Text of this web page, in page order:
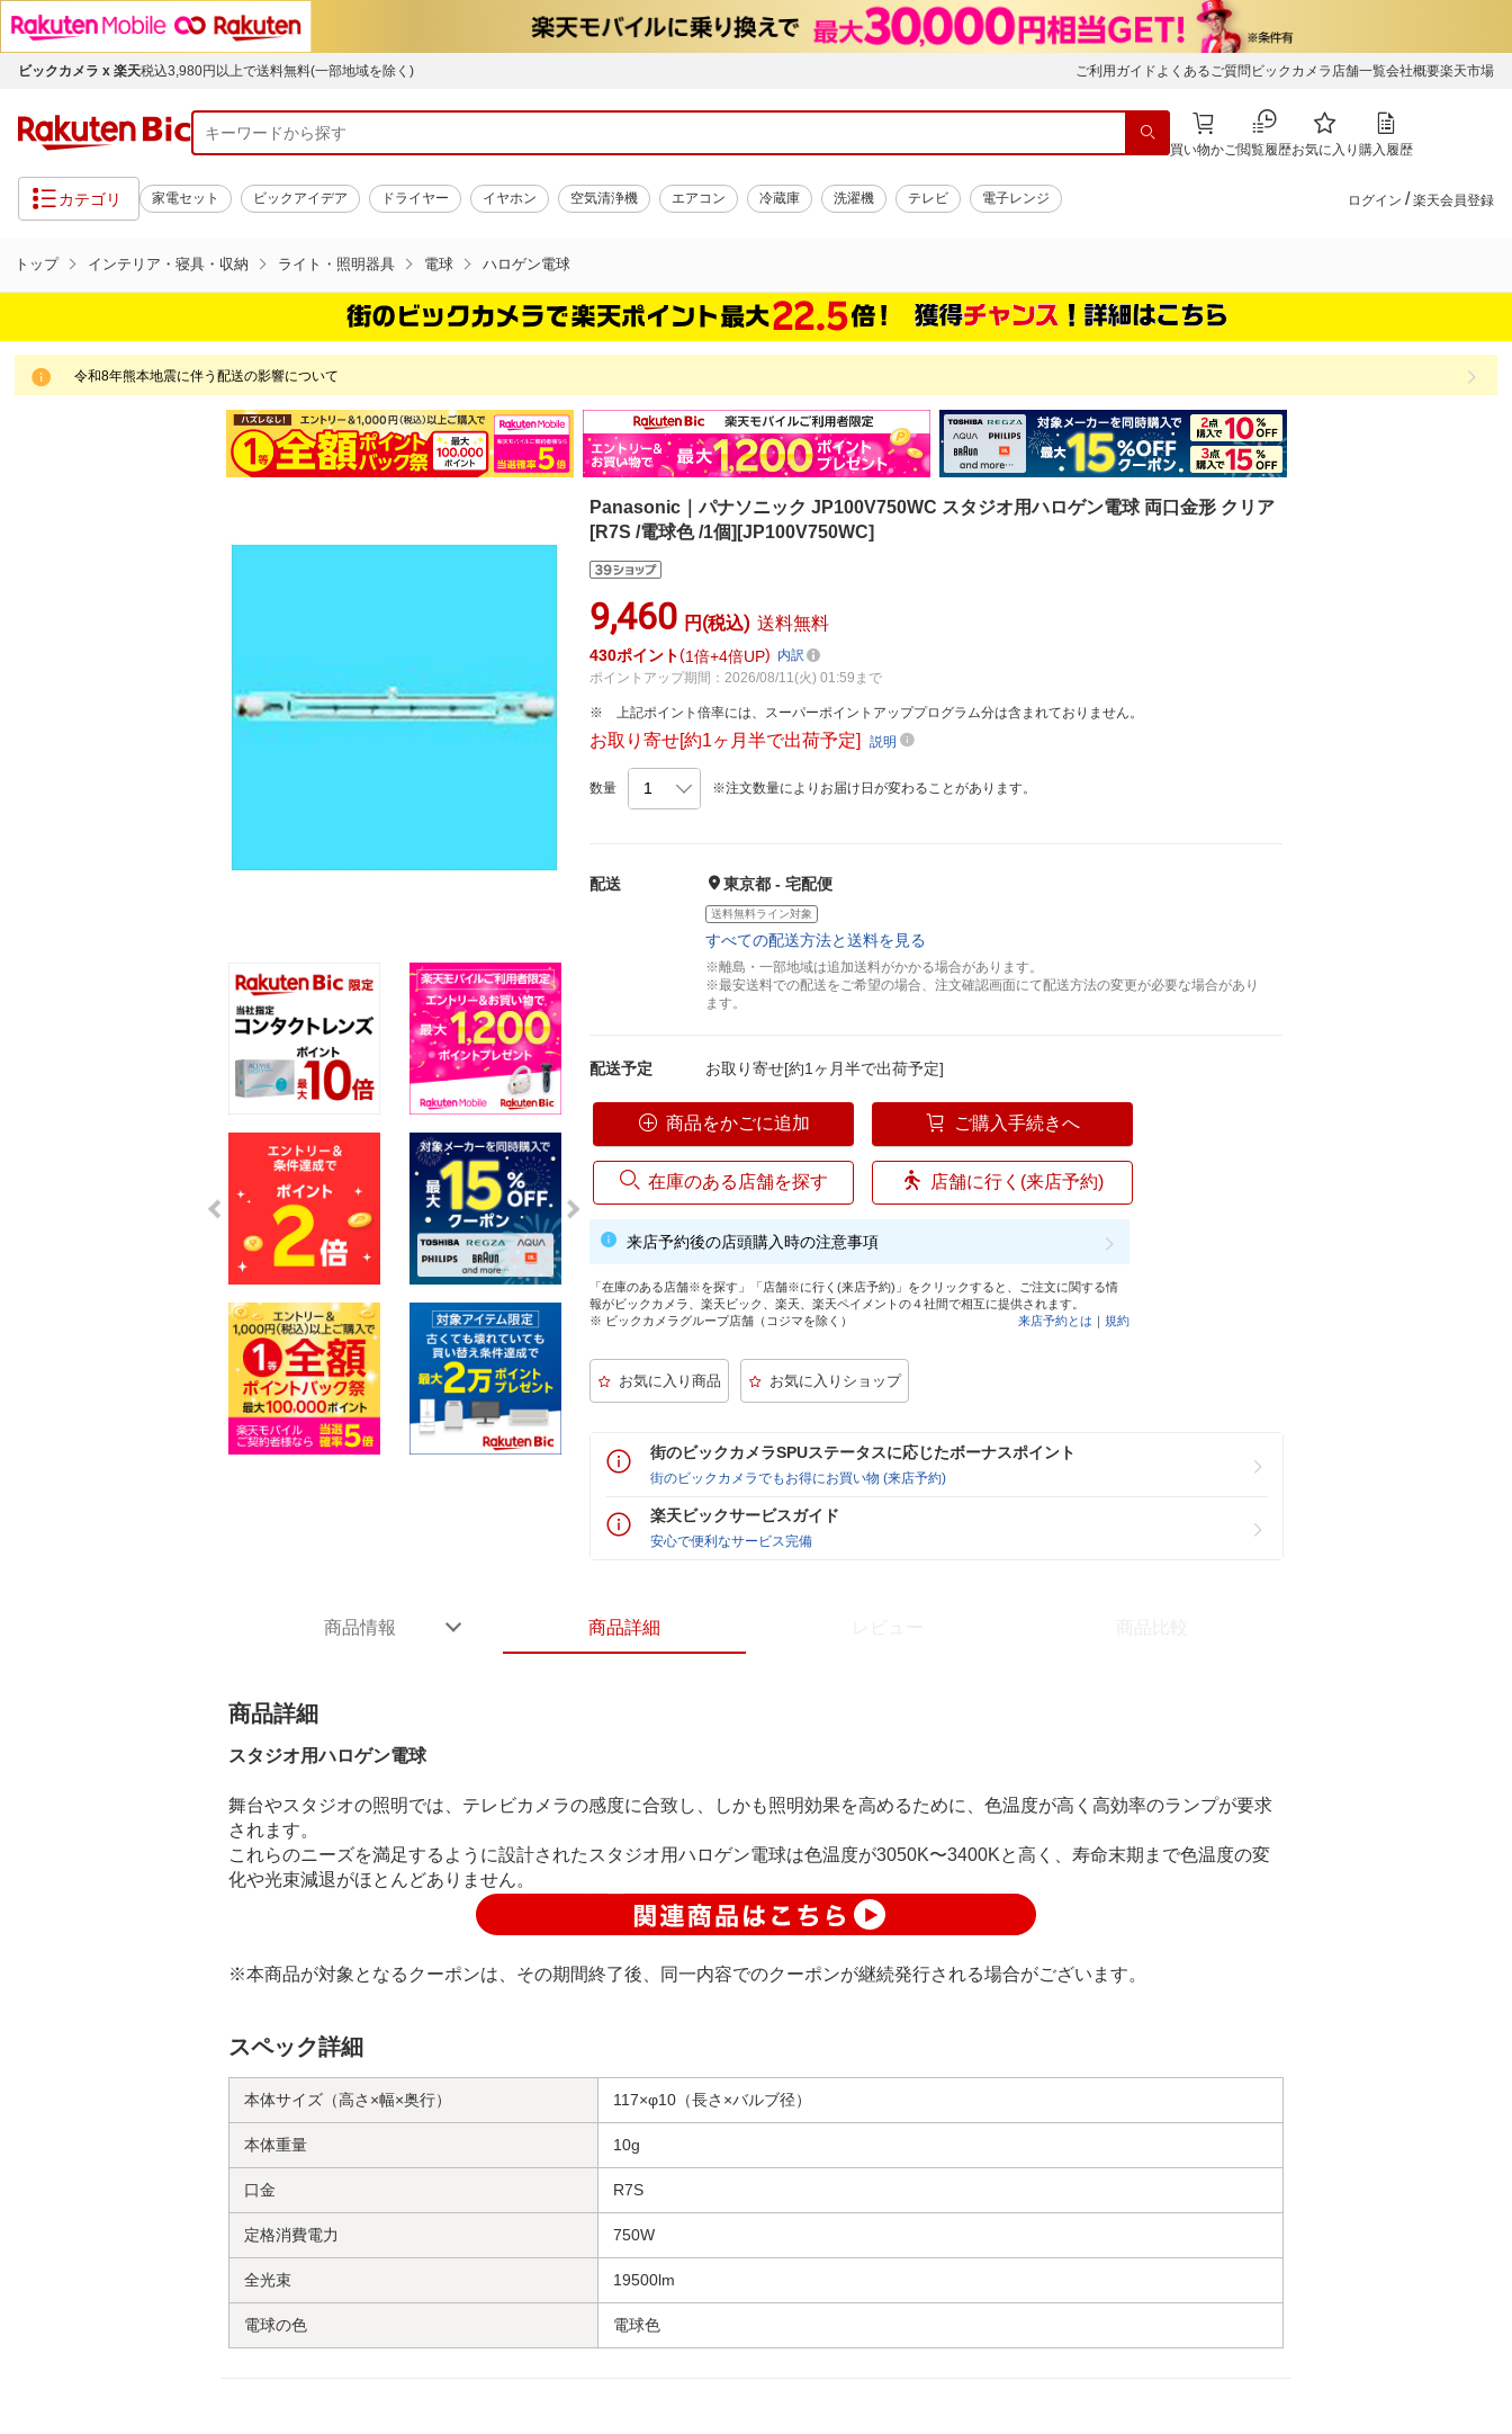
ビックカメラ x 楽天税込3,980円以上で送料無料(一部地域を除く) ご利用ガイド よくあるご質問 ビックカメラ店舗一覧会社概要楽天市場
買い物かご閲覧履歴お気に入り 購入履歴
カテゴリ 家電セット ビックアイデア ドライヤー イヤホン 空気清浄機 エアコン 冷蔵庫 洗濯機 テレビ 電子レンジ ログイン / 楽天会員登録
トップ インテリア・寝具・収納 ライト・照明器具 電球 ハロゲン電球
令和8年熊本地震に伴う配送の影響について
Panasonic｜パナソニック JP100V750WC スタジオ用ハロゲン電球 両口金形 クリア
[R7S /電球色 /1個][JP100V750WC]
9,460 円(税込) 送料無料
430ポイント 1倍 4倍UP
内訳
ポイントアップ期間：2026/08/11(火) 01:59まで
上記ポイント倍率には、スーパーポイントアッププログラム分は含まれておりません。
お取り寄せ[約1ヶ月半で出荷予定]説明
数量 ※注文数量によりお届け日が変わることがあります。
配送 東京都 - 宅配便
送料無料ライン対象
すべての配送方法と送料を見る
※離島・一部地域は追加送料がかかる場合があります。
※最安送料での配送をご希望の場合、注文確認画面にて配送方法の変更が必要な場合があり
ます。
配送予定 お取り寄せ[約1ヶ月半で出荷予定]
商品をかごに追加 ご購入手続きへ
在庫のある店舗を探す 店舗に行く(来店予約)
来店予約後の店頭購入時の注意事項
「在庫のある店舗※を探す」「店舗※に行く(来店予約)」をクリックすると、ご注文に関する情
報がビックカメラ、楽天ビック、楽天、楽天ペイメントの４社間で相互に提供されます。
※ ビックカメラグループ店舗（コジマを除く）
来店予約とは ｜規約
街のビックカメラSPUステータスに応じたボーナスポイント
街のビックカメラでもお得にお買い物 (来店予約)
楽天ビックサービスガイド
安心で便利なサービス完備
商品情報 商品詳細
商品詳細
スタジオ用ハロゲン電球
舞台やスタジオの照明では、テレビカメラの感度に合致し、しかも照明効果を高めるために、色温度が高く高効率のランプが要求
されます。
これらのニーズを満足するように設計されたスタジオ用ハロゲン電球は色温度が3050K〜3400Kと高く、寿命末期まで色温度の変
化や光束減退がほとんどありません。
※本商品が対象となるクーポンは、その期間終了後、同一内容でのクーポンが継続発行される場合がございます。
スペック詳細
本体サイズ（高さ×幅×奥行） 117×φ10（長さ×バルブ径）
本体重量 10g
口金 R7S
定格消費電力 750W
全光束 19500lm
電球の色 電球色